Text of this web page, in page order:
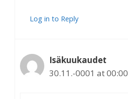
Log in to Reply
Isäkuukaudet
30.11.-0001 at 00:00